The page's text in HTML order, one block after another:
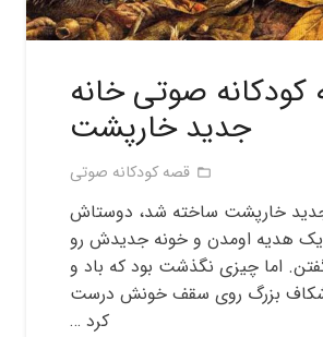
صوتی خانه
جدید خارپشت
folder_open قصه کودکانه صوتی
خارپشت ساخته شد، دوستاش
یک هدیه اومدن و خونه جدیدش رو
اما چیزی نگذشت بود که باد و
بزرگ روی سقف خونش درست
کرد …